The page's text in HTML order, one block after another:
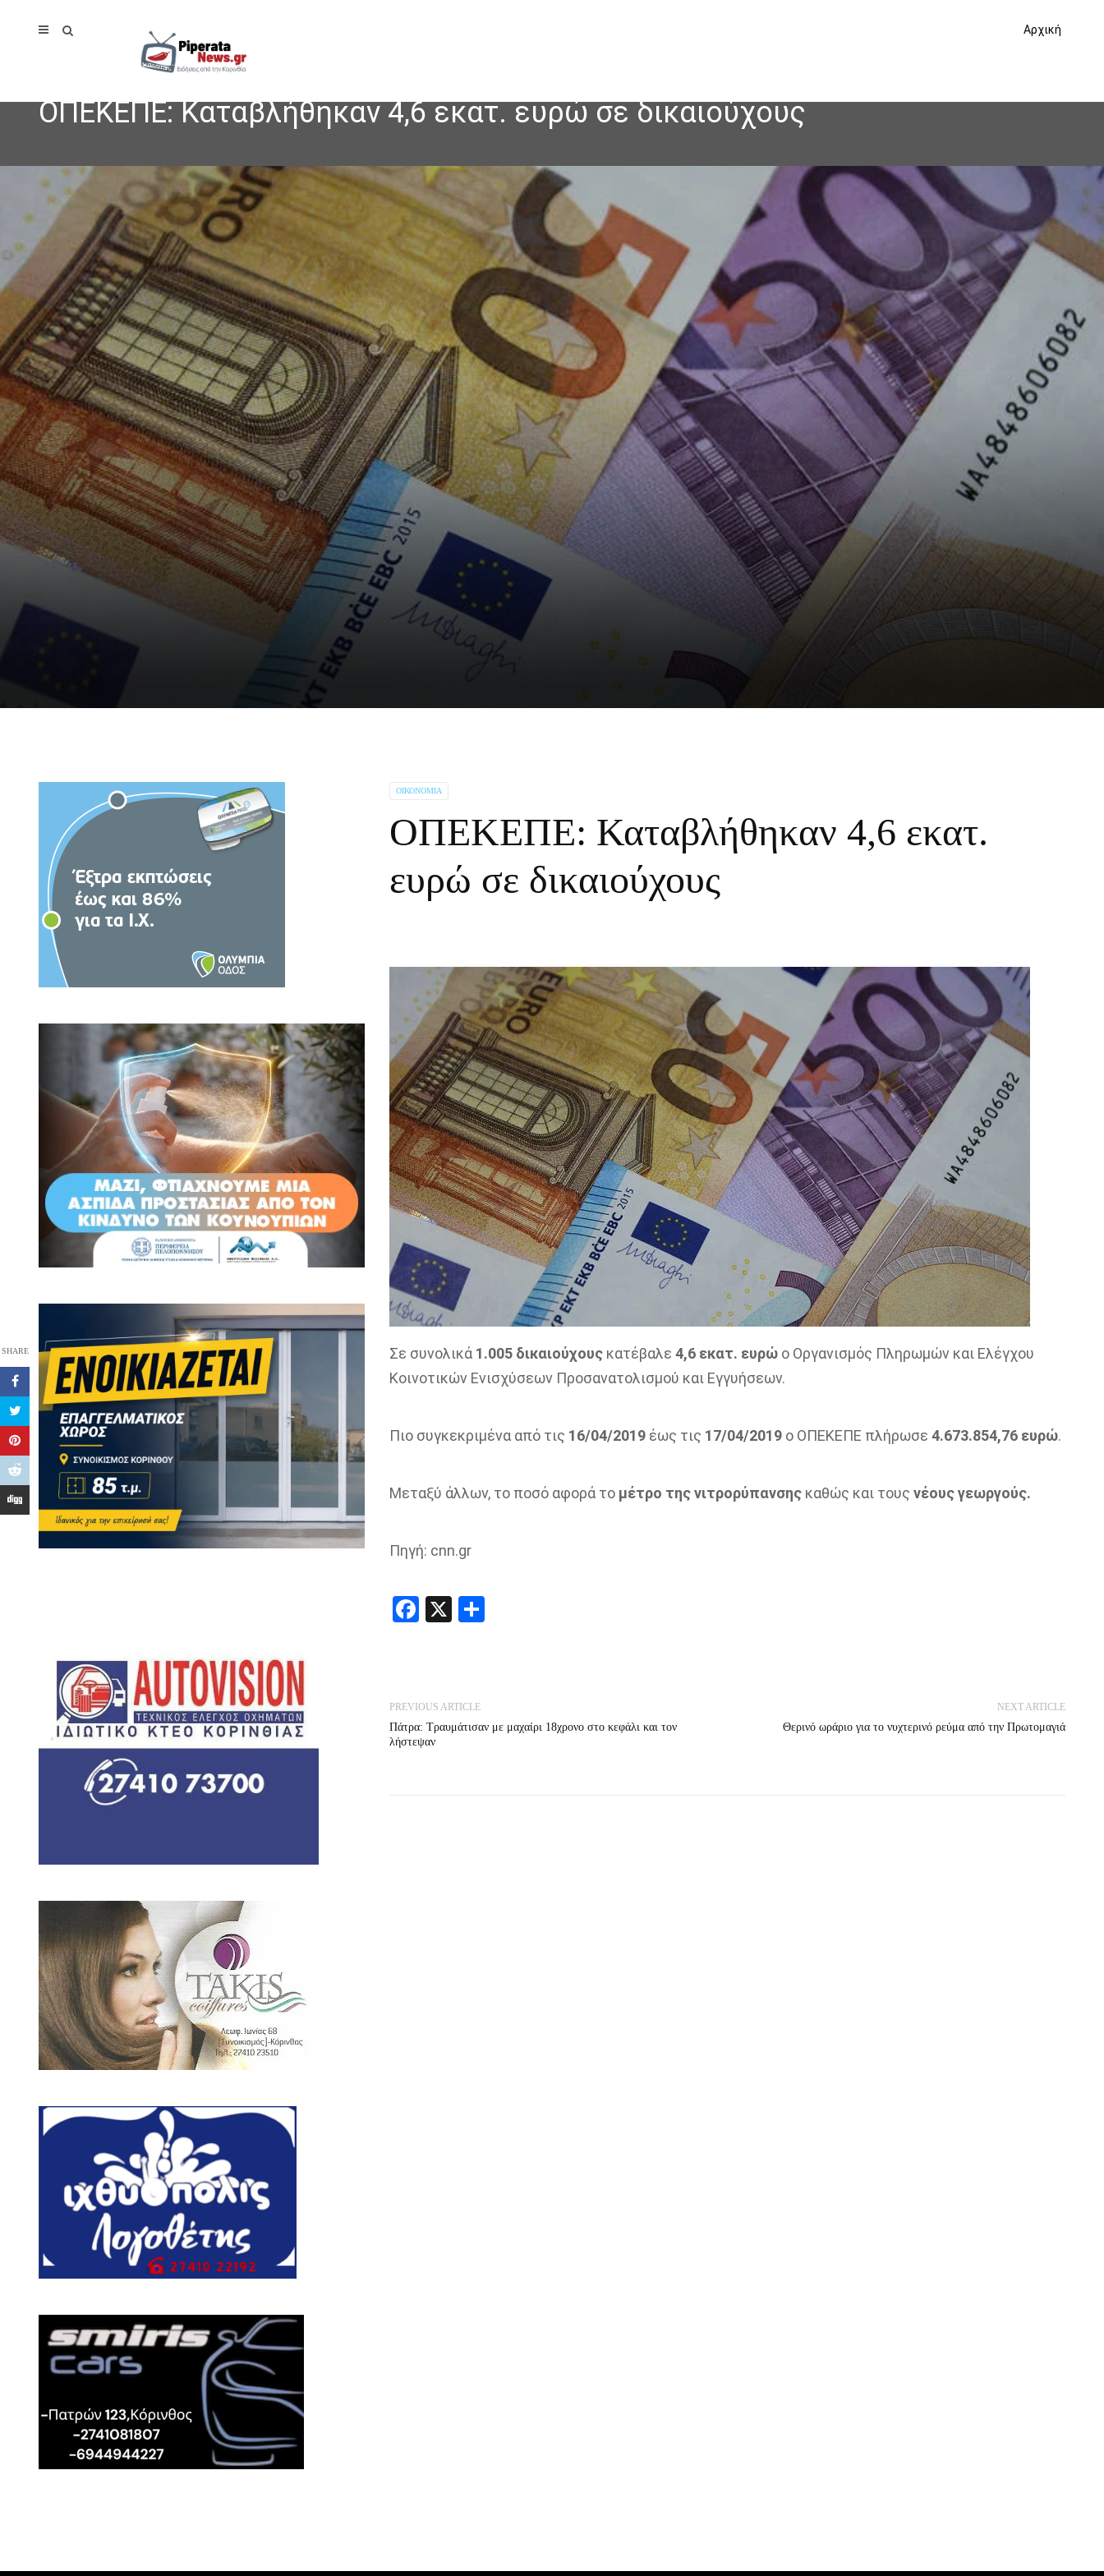
Αρχική
ΟΠΕΚΕΠΕ: Καταβλήθηκαν 4,6 εκατ. ευρώ σε δικαιούχους
ΟΙΚΟΝΟΜΊΑ
ΟΠΕΚΕΠΕ: Καταβλήθηκαν 4,6 εκατ.
ευρώ σε δικαιούχους
SHARE Σε συνολικά 1.005 δικαιούχουςκατέβαλε 4,6 εκατ. ευρώο Οργανισμός Πληρωμών και Ελέγχου
Κοινοτικών Ενισχύσεων Προσανατολισμού και Εγγυήσεων.
Πιο συγκεκριμένα από τις 16/04/2019έως τις 17/04/2019ο ΟΠΕΚΕΠΕ πλήρωσε 4.673.854,76 ευρώ.
Μεταξύ άλλων, το ποσό αφορά το μέτρο της νιτρορύπανσηςκαθώς και τους νέους γεωργούς.
Πηγή: cnn.gr
Facebook
X Share
PREVIOUS ARTICLE
Πάτρα: Τραυμάτισαν με μαχαίρι 18χρονο στο κεφάλι και τον
λήστεψαν
NEXT ARTICLE
Θερινό ωράριο για το νυχτερινό ρεύμα από την Πρωτομαγιά